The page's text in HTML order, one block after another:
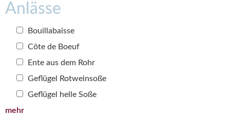
Anlässe
Bouillabaisse
Côte de Boeuf
Ente aus dem Rohr
Geflügel Rotweinsoße
Geflügel helle Soße
mehr